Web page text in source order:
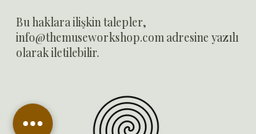
Bu haklara ilişkin talepler,
info@themuseworkshop.comadresine yazılı
olarak iletilebilir.